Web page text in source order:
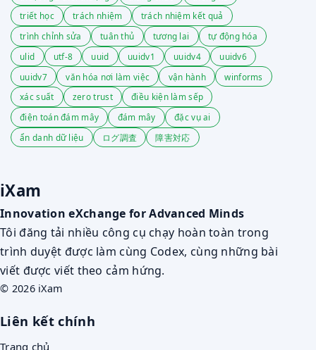
triết học
trách nhiệm
trách nhiệm kết quả
trình chỉnh sửa
tuân thủ tương lai
tự động hóa
ulid
utf-8 uuid uuidv1 uuidv4
uuidv6
uuidv7
văn hóa nơi làm việc vận hành
winforms
xác suất
zero trust
điều kiện làm sếp
điện toán đám mây
đám mây
đặc vụ ai
ẩn danh dữ liệu
ログ調査 障害対応
iXam
Innovation eXchange for Advanced Minds
Tôi đăng tải nhiều công cụ chạy hoàn toàn trong
trình duyệt được làm cùng Codex, cùng những bài
viết được viết theo cảm hứng.
© 2026 iXam
Liên kết chính
Trang chủ